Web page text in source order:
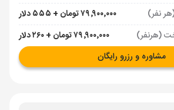
نفر)
۷۹٬۹۰۰٬۰۰۰ تومان + ۵۵۵ دلار
(هرنفر)
۷۹٬۹۰۰٬۰۰۰ تومان + ۲۶۰ دلار
مشاوره و رزرو رایگان